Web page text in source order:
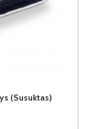
(Susuktas)